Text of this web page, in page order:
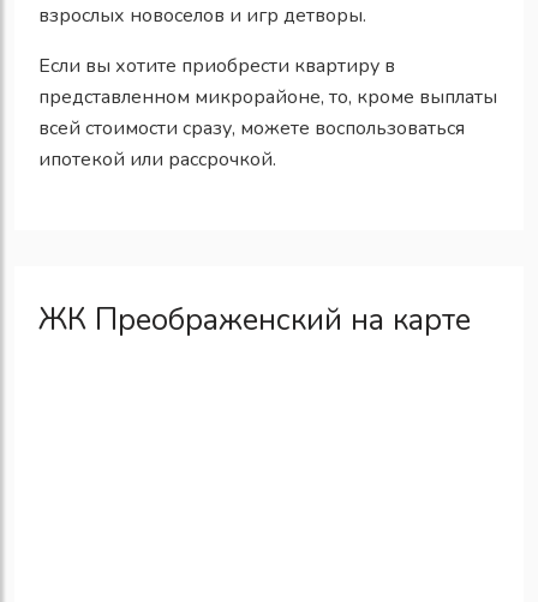
взрослых новоселов и игр детворы.
Если вы хотите приобрести квартиру в
представленном микрорайоне, то, кроме выплаты
всей стоимости сразу, можете воспользоваться
ипотекой или рассрочкой.
ЖК Преображенский на карте